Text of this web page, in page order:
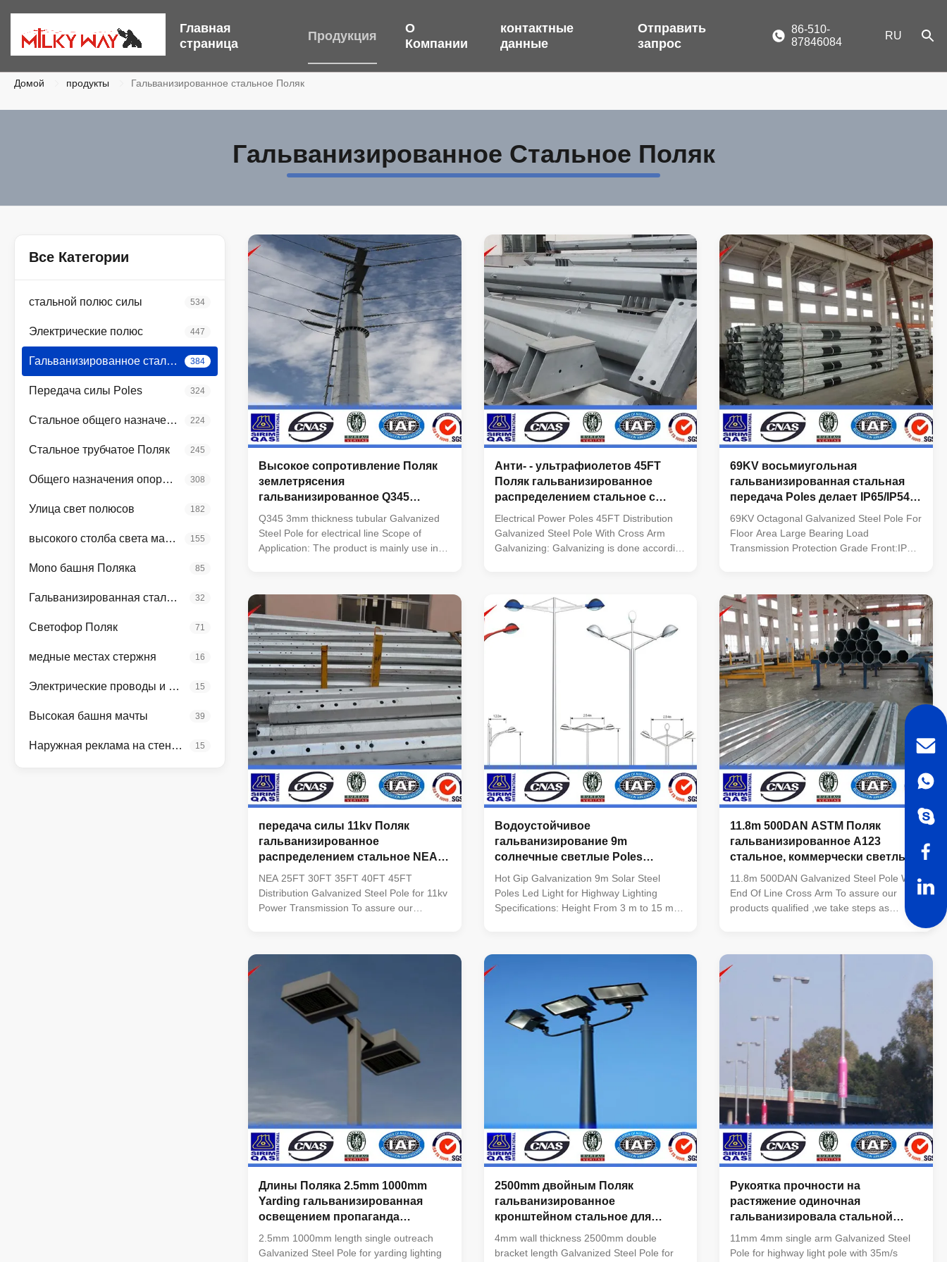
Главная
страница
Продукция
О
Компании
контактные
данные
Отправить
запрос
86-510-
87846084
RU
Домой продукты Гальванизированное стальное Поляк
Гальванизированное Стальное Поляк
Все Категории
стальной полюс силы 534
Электрические полюс 447
Гальванизированное стальное Поляк 384
Передача силы Poles 324
Стальное общего назначения Поляк 224
Стальное трубчатое Поляк 245
Общего назначения опоры линии электропередач 308
Улица свет полюсов 182
высокого столба света мачты 155
Mono башня Поляка 85
Гальванизированная сталь угла 32
Светофор Поляк 71
медные местах стержня 16
Электрические проводы и кабели 15
Высокая башня мачты 39
Наружная реклама на стендах 15
Высокое сопротивление Поляк
землетрясения
гальванизированное Q345
трубчатое стальное для
электрической линии AWS d 1,1
Q345 3mm thickness tubular Galvanized
Steel Pole for electrical line Scope of
Application: The product is mainly use in
steel pole tower installation transmission
line project; Generally it only applies to
erect on the flat terrain such as plain and
side of the road, and much rely on heavy
lifting machines for installation. Straight
pole is mainly use to the “straight” part of
the power line, it
Анти- - ультрафиолетов 45FT
Поляк гальванизированное
распределением стальное с
перекрестной рукояткой
Electrical Power Poles 45FT Distribution
Galvanized Steel Pole With Cross Arm
Galvanizing: Galvanizing is done according
meter of steel surfance area. Protection
Grade Front:IP65 Back:IP54 System
Operating Humility 10% ~ 90% RH
Oprating Temprature -20C ~ +60C Optimal
69KV восьмиугольная
гальванизированная стальная
передача Poles делает IP65/IP54
водостотьким
69KV Octagonal Galvanized Steel Pole For
Floor Area Large Bearing Load
Transmission Protection Grade Front:IP65
+60C Optimal Viewing Distance 10m ~
60m Display Color 1,070,000,000 Gray
Scale 16384 Brightness Control 256 grade
Frame Frequency 60HZ Refresh Speed
>300HZ Power Supply 220V/50HZ MTBF
≥10000hours Life Span(50% brightness)
≥100,000hours Control Mode
synchronization with PC Oprating System
передача силы 11kv Поляк
гальванизированное
распределением стальное NEA
25FT 30FT 35FT 40FT 45FT
NEA 25FT 30FT 35FT 40FT 45FT
Distribution Galvanized Steel Pole for 11kv
Power Transmission To assure our
employ the foreign export to take chaege
of the overall managemnt ,especailly the
technical managemnt and quality
management . 2. Introducing ISO
management ,We are awared ISO
9001:2008 certificate. 3. QC Inpection:It is
our company policy that all the finish
product should be inspected by our
Водоустойчивое
гальванизирование 9m
солнечные светлые Poles
горячего погружения для
дорожного освещения
Hot Gip Galvanization 9m Solar Steel
Poles Led Light for Highway Lighting
Specifications: Height From 3 m to 15 m
Conoid ,Multi-
pyramidal,Columniform,polygonal or
Q345B/A572,minimum yield
strength>=345n/mm2
Q235B/A36,minimum yield
strength>=235n/mm2 As well as Hot rolled
SS400, SS490, to ST52- Lamp power 20
11.8m 500DAN ASTM Поляк
гальванизированное A123
стальное, коммерчески светлые
Poles
11.8m 500DAN Galvanized Steel Pole With
End Of Line Cross Arm To assure our
products qualified ,we take steps as
follows : 1. Management team : We have
of the overall managemnt ,especailly the
technical managemnt and quality
management . 2. Introducing ISO
9001:2008 certificate. 3. QC Inpection:It is
our company policy that all the finish
product should be inspected by our
specialzed QC in every manufacure
Длины Поляка 2.5mm 1000mm
Yarding гальванизированная
освещением пропаганда
стальной одиночная
2.5mm 1000mm length single outreach
Galvanized Steel Pole for yarding lighting
2500mm двойным Поляк
гальванизированное
кронштейном стальное для
стадиона освещая толщину
стены 4mm
4mm wall thickness 2500mm double
bracket length Galvanized Steel Pole for
Рукоятка прочности на
растяжение одиночная
гальванизировала стальной
хайвей светлое Поляк с 35m/s
Windspeed
11mm 4mm single arm Galvanized Steel
Pole for highway light pole with 35m/s